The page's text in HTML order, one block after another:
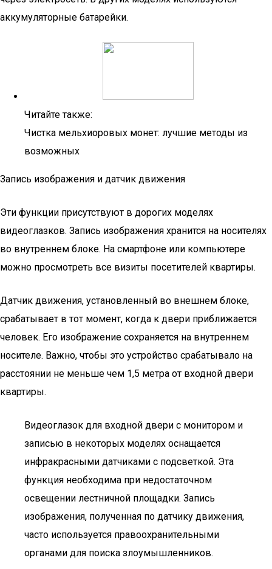
аккумуляторные батарейки.
Читайте также:
Чистка мельхиоровых монет: лучшие методы из
возможных
Запись изображения и датчик движения
Эти функции присутствуют в дорогих моделях
видеоглазков. Запись изображения хранится на носителях
во внутреннем блоке. На смартфоне или компьютере
можно просмотреть все визиты посетителей квартиры.
Датчик движения, установленный во внешнем блоке,
срабатывает в тот момент, когда к двери приближается
человек. Его изображение сохраняется на внутреннем
носителе. Важно, чтобы это устройство срабатывало на
расстоянии не меньше чем 1,5 метра от входной двери
квартиры.
Видеоглазок для входной двери с монитором и
записью в некоторых моделях оснащается
инфракрасными датчиками с подсветкой. Эта
функция необходима при недостаточном
освещении лестничной площадки. Запись
изображения, полученная по датчику движения,
часто используется правоохранительными
органами для поиска злоумышленников.